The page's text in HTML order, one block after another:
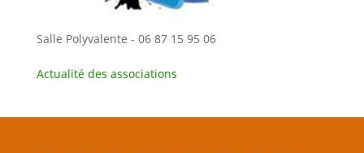
Salle Polyvalente - 06 87 15 95 06
Actualité des associations